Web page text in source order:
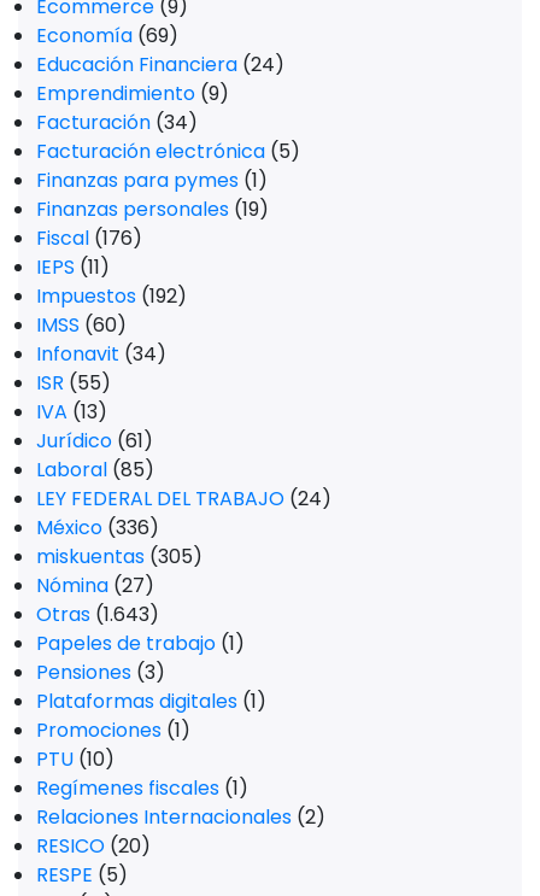
Ecommerce (9)
Economía (69)
Educación Financiera (24)
Emprendimiento (9)
Facturación (34)
Facturación electrónica (5)
Finanzas para pymes (1)
Finanzas personales (19)
Fiscal (176)
IEPS (11)
Impuestos (192)
IMSS (60)
Infonavit (34)
ISR (55)
IVA (13)
Jurídico (61)
Laboral (85)
LEY FEDERAL DEL TRABAJO (24)
México (336)
miskuentas (305)
Nómina (27)
Otras (1.643)
Papeles de trabajo (1)
Pensiones (3)
Plataformas digitales (1)
Promociones (1)
PTU (10)
Regímenes fiscales (1)
Relaciones Internacionales (2)
RESICO (20)
RESPE (5)